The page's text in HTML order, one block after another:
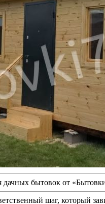
бытовок от
шаг, который